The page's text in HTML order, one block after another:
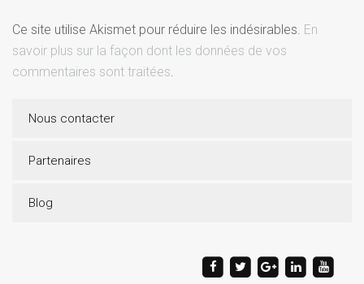
Ce site utilise Akismet pour réduire les indésirables. En
savoir plus sur la façon dont les données de vos
commentaires sont traitées.
Nous contacter
Partenaires
Blog